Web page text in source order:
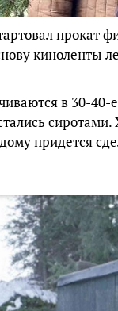
прокат
киноленты
в 30-40-
придется